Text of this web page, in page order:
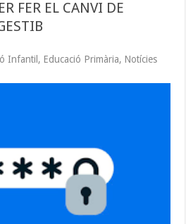
FER EL CANVI DE
Infantil , Educació Primària, Notícies